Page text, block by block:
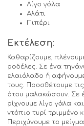
Λίγο γάλα
Αλάτι
Πιπέρι
Εκτέλεση:
Καθαρίζουμε,
ροδέλες. Σε ένα
ελαιόλαδο ή
τους. Προσθέτουμε
ότου μαλακώσουν. Σε
ρίχνουμε λίγο γάλα
ντόπιο τυρί
Περιχύνουμε το